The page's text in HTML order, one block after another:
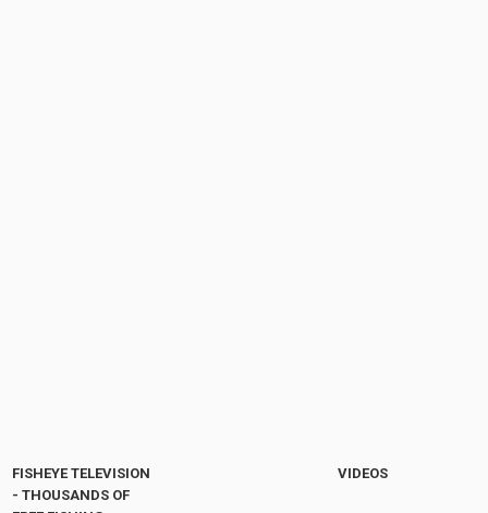
FISHEYE TELEVISION
- THOUSANDS OF
VIDEOS